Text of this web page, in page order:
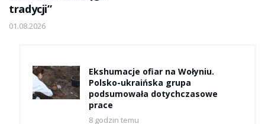
tradycji”
01.08.2026
Ekshumacje ofiar na Wołyniu.
Polsko-ukraińska grupa
podsumowała dotychczasowe
prace
8 godzin temu